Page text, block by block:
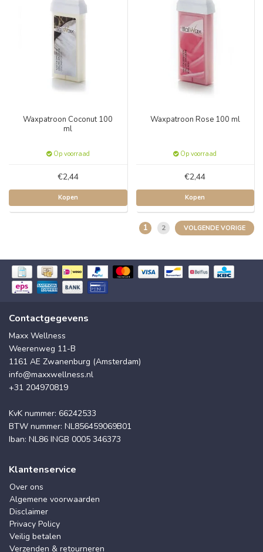
Waxpatroon Coconut 100
ml
Op voorraad
€2,44
Kopen
Waxpatroon Rose 100 ml
Op voorraad
€2,44
Kopen
1 2 VOLGENDE VORIGE
Contactgegevens
Maxx Wellness
Weerenweg 11-B
1161 AE Zwanenburg (Amsterdam)
info@maxxwellness.nl
+31 204970819
KvK nummer: 66242533
BTW nummer: NL856459069B01
Iban: NL86 INGB 0005 346373
Klantenservice
Over ons
Algemene voorwaarden
Disclaimer
Privacy Policy
Veilig betalen
Verzenden & retourneren